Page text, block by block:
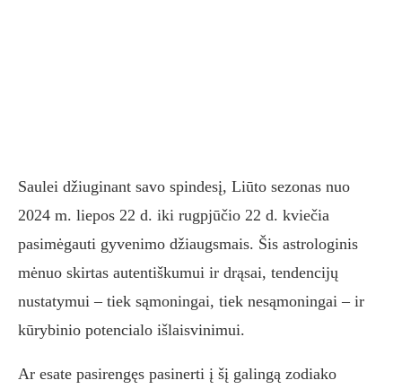
Saulei džiuginant savo spindesį, Liūto sezonas nuo
2024 m. liepos 22 d. iki rugpjūčio 22 d. kviečia
pasimėgauti gyvenimo džiaugsmais. Šis astrologinis
mėnuo skirtas autentiškumui ir drąsai, tendencijų
nustatymui – tiek sąmoningai, tiek nesąmoningai – ir
kūrybinio potencialo išlaisvinimui.
Ar esate pasirengęs pasinerti į šį galingą zodiako